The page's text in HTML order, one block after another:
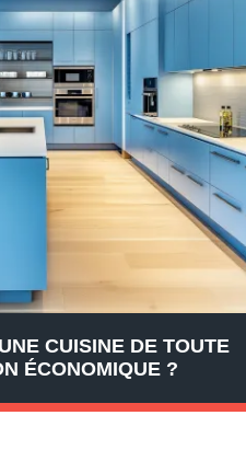
CUISINE DE TOUTE
ÉCONOMIQUE ?